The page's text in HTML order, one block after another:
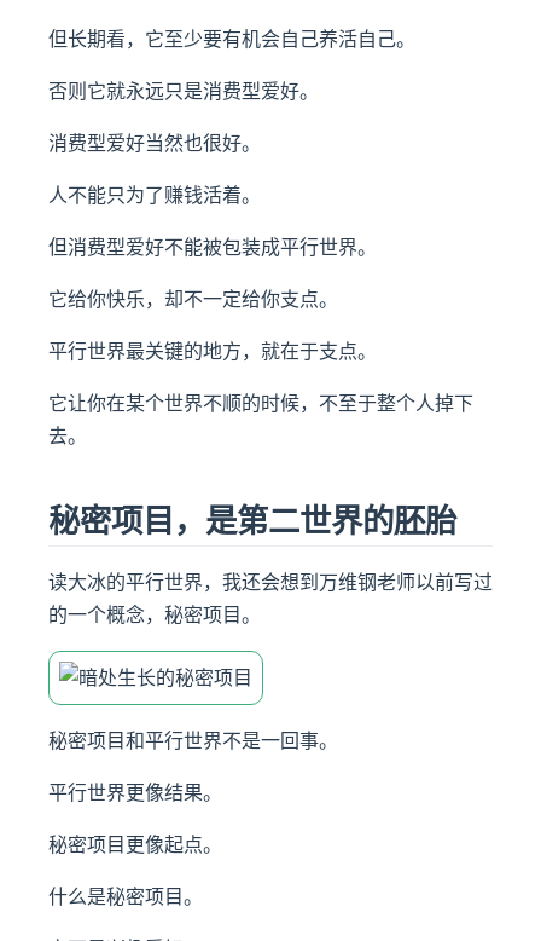
但长期看，它至少要有机会自己养活自己。
否则它就永远只是消费型爱好。
消费型爱好当然也很好。
人不能只为了赚钱活着。
但消费型爱好不能被包装成平行世界。
它给你快乐，却不一定给你支点。
平行世界最关键的地方，就在于支点。
它让你在某个世界不顺的时候，不至于整个人掉下
去。
秘密项目，是第二世界的胚胎
读大冰的平行世界，我还会想到万维钢老师以前写过
的一个概念，秘密项目。
秘密项目和平行世界不是一回事。
平行世界更像结果。
秘密项目更像起点。
什么是秘密项目。